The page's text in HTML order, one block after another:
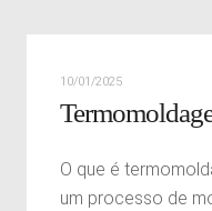
10/01/2025
O que é
um processo de